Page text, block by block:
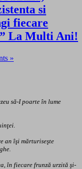
si
fiecare
La Multi Ani!
»
să-I poarte în lume
an îşi mărturiseşte
în fiecare frunză urzită şi-